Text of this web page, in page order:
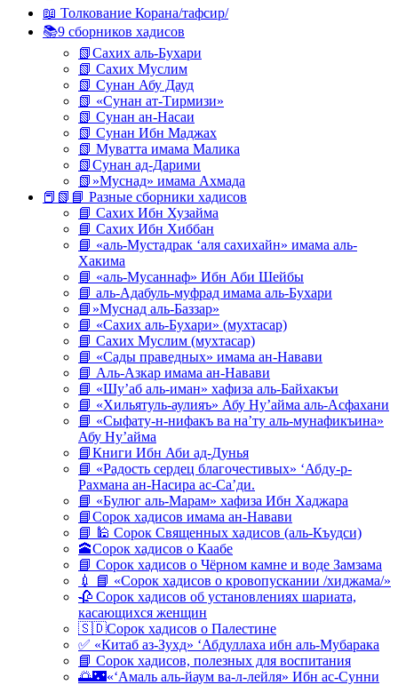
📖 Толкование Корана/тафсир/
📚9 сборников хадисов
📗Сахих аль-Бухари
📗 Сахих Муслим
📗 Сунан Абу Дауд
📗 «Сунан ат-Тирмизи»
📗 Сунан ан-Насаи
📗 Сунан Ибн Маджах
📗 Муватта имама Малика
📗Сунан ад-Дарими
📗»Муснад» имама Ахмада
📕📗📘 Разные сборники хадисов
📘 Сахих Ибн Хузайма
📘 Сахих Ибн Хиббан
📘 «аль-Мустадрак ‘аля сахихайн» имама аль-
Хакима
📘 «аль-Мусаннаф» Ибн Аби Шейбы
📘 аль-Адабуль-муфрад имама аль-Бухари
📘»Муснад аль-Баззар»
📘 «Сахих аль-Бухари» (мухтасар)
📘 Сахих Муслим (мухтасар)
📘 «Сады праведных» имама ан-Навави
📘 Аль-Азкар имама ан-Навави
📘 «Шу’аб аль-иман» хафиза аль-Байхакъи
📘 «Хильятуль-аулияъ» Абу Ну’айма аль-Асфахани
📘 «Сыфату-н-нифакъ ва на’ту аль-мунафикъина»
Абу Ну’айма
📘Книги Ибн Аби ад-Дунья
📘 «Радость сердец благочестивых» ‘Абду-р-
Рахмана ан-Насира ас-Са’ди.
📘 «Булюг аль-Марам» хафиза Ибн Хаджара
📘Сорок хадисов имама ан-Навави
📘 🕌 Сорок Священных хадисов (аль-Къудси)
🕋Сорок хадисов о Каабе
📘 Сорок хадисов о Чёрном камне и воде Замзама
💉 📘 «Сорок хадисов о кровопускании /хиджама/»
🥀 Сорок хадисов об установлениях шариата,
касающихся женщин
🇸🇩Сорок хадисов о Палестине
✅ «Китаб аз-Зухд» ‘Абдуллаха ибн аль-Мубарака
📘 Сорок хадисов, полезных для воспитания
🌅🌃«‘Амаль аль-йаум ва-л-лейля» Ибн ас-Сунни